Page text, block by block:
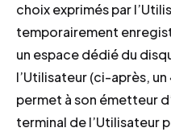
choix exprimés par
temporairement
un espace dédié du
l’Utilisateur (ci-après,
permet à son émetteur
terminal de l’Utilisateur